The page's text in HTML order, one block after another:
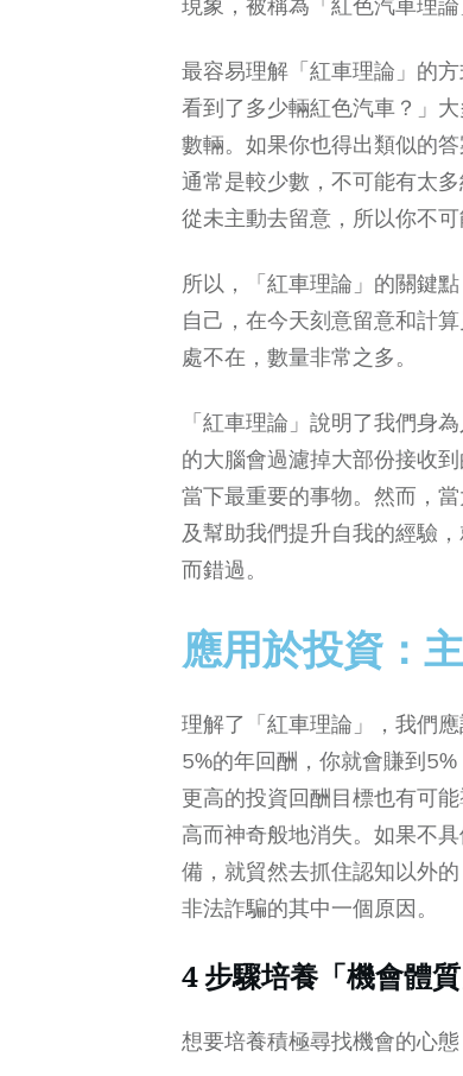
最容易理解「紅車理論」的
看到了多少輛紅色汽車？」
數輛。如果你也得出類似的
通常是較少數，不可能有太
從未主動去留意，所以你不可
所以，「紅車理論」的關鍵
自己，在今天刻意留意和計
處不在，數量非常之多。
「紅車理論」說明了我們身
的大腦會過濾掉大部份接收
當下最重要的事物。然而，
及幫助我們提升自我的經驗
而錯過。
應用於投資：
理解了「紅車理論」，我們
5%的年回酬，你就會賺到
更高的投資回酬目標也有可
高而神奇般地消失。如果不
備，就貿然去抓住認知以外
非法詐騙的其中一個原因。
4 步驟培養「機會體
想要培養積極尋找機會的心